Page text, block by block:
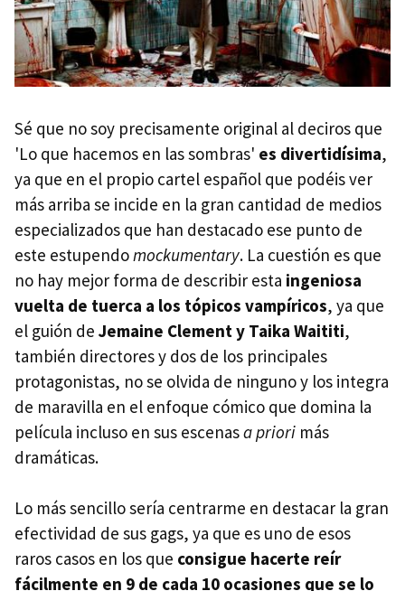
Sé que no soy precisamente original al deciros que
'Lo que hacemos en las sombras' es divertidísima,
ya que en el propio cartel español que podéis ver
más arriba se incide en la gran cantidad de medios
especializados que han destacado ese punto de
este estupendomockumentary. La cuestión es que
no hay mejor forma de describir esta ingeniosa
vuelta de tuerca a los tópicos vampíricos, ya que
el guión de Jemaine Clement y Taika Waititi,
también directores y dos de los principales
protagonistas, no se olvida de ninguno y los integra
de maravilla en el enfoque cómico que domina la
película incluso en sus escenasa priori más
dramáticas.
Lo más sencillo sería centrarme en destacar la gran
efectividad de sus gags, ya que es uno de esos
raros casos en los que consigue hacerte reír
fácilmente en 9 de cada 10 ocasiones que se lo